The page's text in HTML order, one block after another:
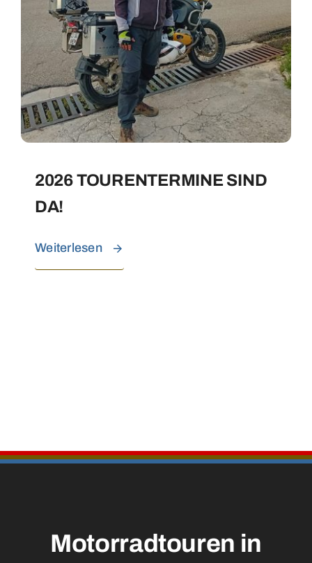
2026 TOURENTERMINE SIND
DA!
Weiterlesen
Motorradtouren in